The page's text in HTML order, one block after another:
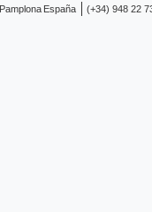
Pamplona España (+34) 948 22